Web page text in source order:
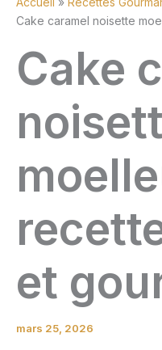
Cake caramel noisette
Cake
et
mars 25, 2026